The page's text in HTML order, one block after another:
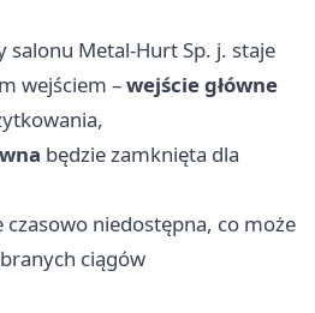
salonu Metal‑Hurt Sp. j. staje
wejściem –wejście główne
będzie zamknięta dla
czasowo niedostępna, co może
ciągów